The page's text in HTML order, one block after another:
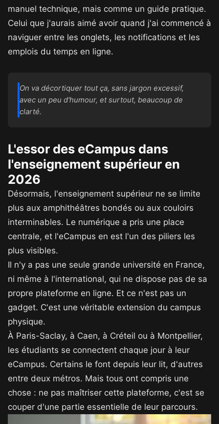
manuel technique, mais comme un guide pratique.
Celui que j'aurais aimé avoir quand j'ai commencé à
naviguer entre les onglets, les notifications et les
emplois du temps en ligne.
On va décortiquer tout ça, sans jargon excessif,
avec un peu d'humour, et surtout, beaucoup de
clarté.
L'essor des eCampus dans
l'enseignement supérieur en
2026
Désormais, l'enseignement supérieur ne se limite
plus aux amphithéâtres bondés ou aux couloirs
interminables. Le numérique a pris une place
centrale, et l'eCampus en est l'un des piliers les
plus visibles.
Il n'y a pas une seule grande université en France,
ni même à l'international, qui ne dispose pas de sa
propre plateforme en ligne. Et ce n'est pas un
gadget. C'est une véritable extension du campus
physique.
À Paris-Saclay, à Caen, à Créteil ou à Montpellier,
les étudiants se connectent chaque jour à leur
eCampus. Certains le font depuis leur lit, d'autres
entre deux métros. Mais tous ont compris une
chose : ne pas maîtriser cette plateforme, c'est se
couper d'une partie essentielle de leur parcours.